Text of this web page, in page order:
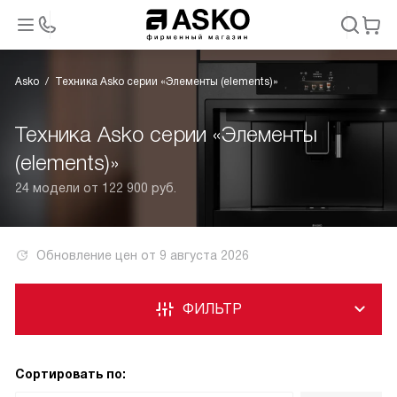
Asko Техника Asko серии «Элементы (elements)»
Техника Asko серии «Элементы
(elements)»
24 модели от 122 900 руб.
Обновление цен от 9 августа 2026
ФИЛЬТР
Сортировать по: